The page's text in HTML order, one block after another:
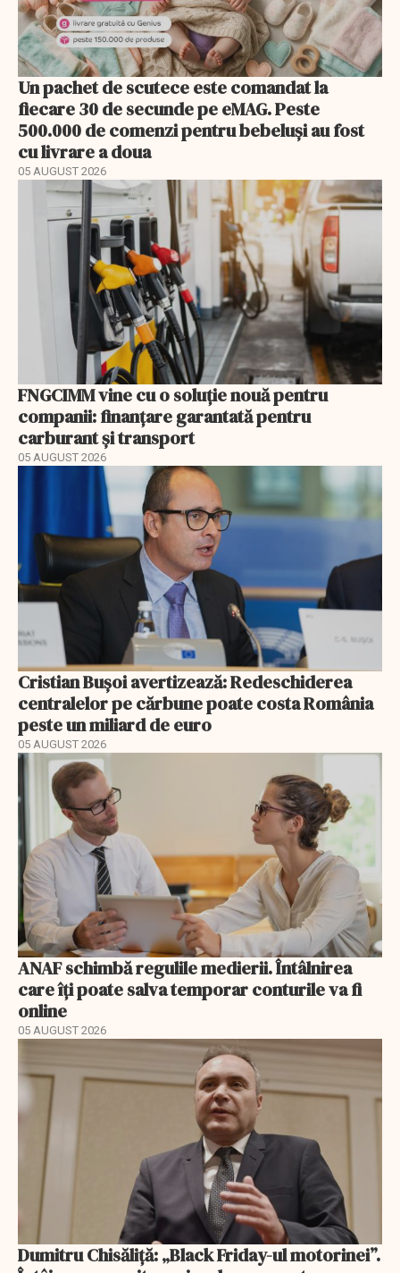
Un pachet de scutece este comandat la
fiecare 30 de secunde pe eMAG. Peste
500.000 de comenzi pentru bebeluși au fost
cu livrare a doua
05 AUGUST 2026
FNGCIMM vine cu o soluție nouă pentru
companii: finanțare garantată pentru
carburant și transport
05 AUGUST 2026
Cristian Bușoi avertizează: Redeschiderea
centralelor pe cărbune poate costa România
peste un miliard de euro
05 AUGUST 2026
ANAF schimbă regulile medierii. Întâlnirea
care îți poate salva temporar conturile va fi
online
05 AUGUST 2026
Dumitru Chisăliță: „Black Friday-ul motorinei”.